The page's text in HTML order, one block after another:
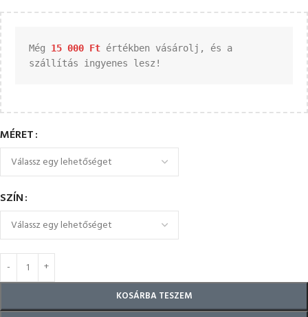
Még 15 000 Ft értékben vásárolj, és a
szállítás ingyenes lesz!
MÉRET
SZÍN
KOSÁRBA TESZEM